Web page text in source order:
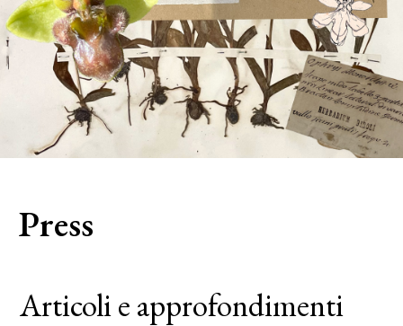
Press
Articoli e approfondimenti